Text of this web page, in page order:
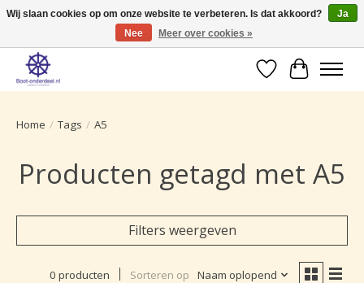
Ruime selectie producten voor uw boot onderhoud.
Verlanglijst
Home / Tags / A5
Producten getagd met A5
Filters weergeven
0 producten Sorteren op Naam oplopend
Wij slaan cookies op om onze website te verbeteren. Is dat akkoord?
Ja
Nee
Meer over cookies »